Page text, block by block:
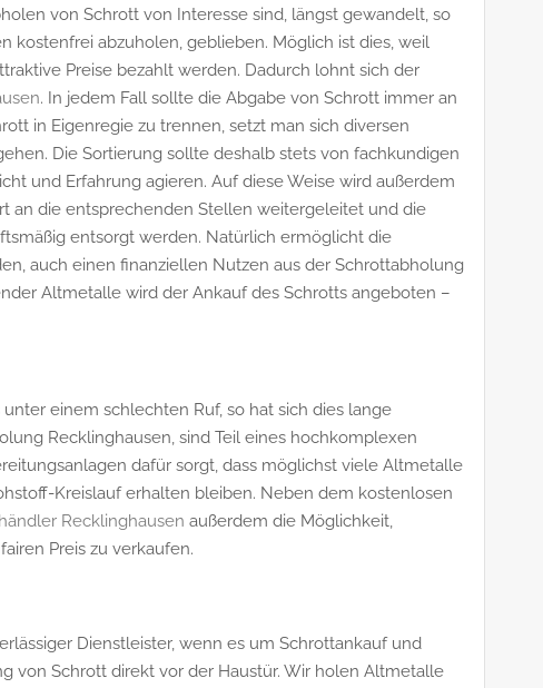
von Schrott von Interesse sind, längst gewandelt, so
kostenfrei abzuholen, geblieben. Möglich ist dies, weil
Preise bezahlt werden. Dadurch lohnt sich der
. In jedem Fall sollte die Abgabe von Schrott immer an
in Eigenregie zu trennen, setzt man sich diversen
Die Sortierung sollte deshalb stets von fachkundigen
und Erfahrung agieren. Auf diese Weise wird außerdem
an die entsprechenden Stellen weitergeleitet und die
entsorgt werden. Natürlich ermöglicht die
auch einen finanziellen Nutzen aus der Schrottabholung
Altmetalle wird der Ankauf des Schrotts angeboten –
einem schlechten Ruf, so hat sich dies lange
Recklinghausen, sind Teil eines hochkomplexen
dafür sorgt, dass möglichst viele Altmetalle
Kreislauf erhalten bleiben. Neben dem kostenlosen
Recklinghausen außerdem die Möglichkeit,
Preis zu verkaufen.
Dienstleister, wenn es um Schrottankauf und
von Schrott direkt vor der Haustür. Wir holen Altmetalle